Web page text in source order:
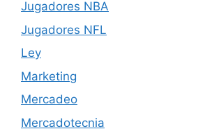
Jugadores NBA
Jugadores NFL
Ley
Marketing
Mercadeo
Mercadotecnia